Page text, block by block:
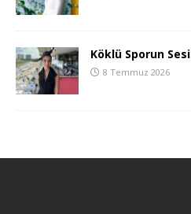
Köklü Sporun Sesi
8 Temmuz 2026